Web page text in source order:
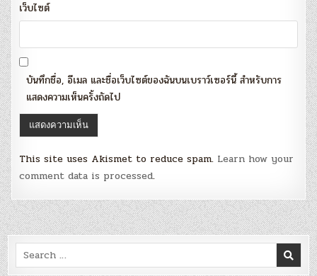
เว็บไซต์
บันทึกชื่อ, อีเมล และชื่อเว็บไซต์ของฉันบนเบราว์เซอร์นี้ สำหรับการ
แสดงความเห็นครั้งถัดไป
This site uses Akismet to reduce spam. Learn how your
comment data is processed.
Search
for: